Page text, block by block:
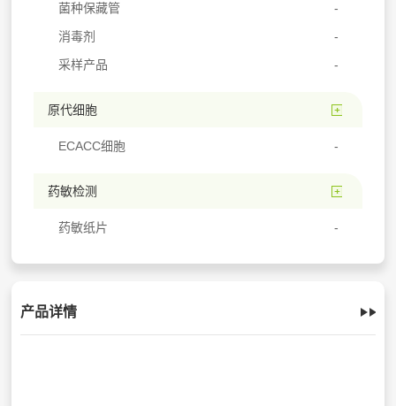
菌种保藏管
消毒剂
采样产品
原代细胞
ECACC细胞
药敏检测
药敏纸片
产品详情